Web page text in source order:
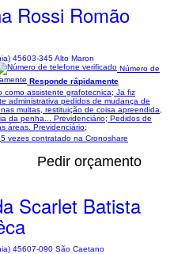
Rossi Romão
45603-345 Alto Maron
Número de
Responde rápidamente
como assistente grafotecnica; Ja fiz
administrativa pedidos de mudança de
multas, restituição de coisa apreendida,
da penha... Previdenciário; Pedidos de
áreas. Previdenciário;
5 vezes contratado na Cronoshare
Pedir orçamento
Scarlet Batista
45607-090 São Caetano